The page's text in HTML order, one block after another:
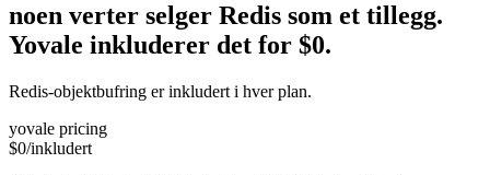
noen verter selger Redis som et tillegg.
Yovale inkluderer det for $0.
Redis-objektbufring er inkludert i hver plan.
yovale pricing
$0/inkludert